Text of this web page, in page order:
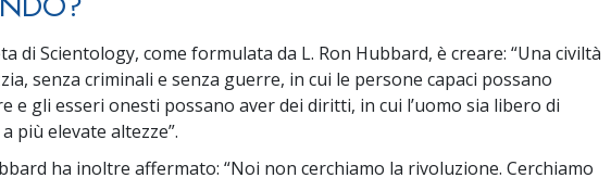
All’interno di una Chiesa
Un’Introduzione a Dianetics
La Verità sulla Droga
Uniti per i Diritti Umani
Umani
Servizi
di Scientology, come formulata da L. Ron Hubbard, è creare: “Una civiltà
senza criminali e senza guerre, in cui le persone capaci possano
e gli esseri onesti possano aver dei diritti, in cui l’uomo sia libero di
più elevate altezze”.
ha inoltre affermato: “Noi non cerchiamo la rivoluzione. Cerchiamo